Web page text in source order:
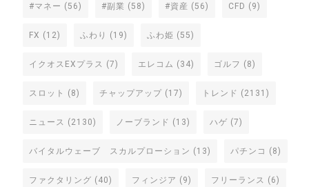
#マネー (56) #副業 (58) #資産 (56) CFD (9)
FX (12) ふわり (19) ふわ姫 (55)
イクオスEXプラス (7) エレコム (34) ゴルフ (8)
スロット (8) チャップアップ (17) トレンド (2131)
ニュース (2130) ノーブランド (13) ハゲ (7)
バイタルウェーブ スカルプローション (13) パチンコ (8)
ファクタリング (40) フィンジア (9) フリーランス (6)